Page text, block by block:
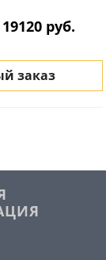
19120 руб.
заказ